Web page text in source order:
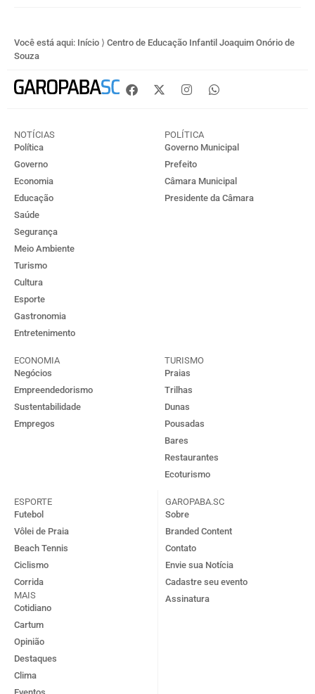
Você está aqui: Início ⟩ Centro de Educação Infantil Joaquim Onório de
Souza
NOTÍCIAS
Política
Governo
Economia
Educação
Saúde
Segurança
Meio Ambiente
Turismo
Cultura
Esporte
Gastronomia
Entretenimento
POLÍTICA
Governo Municipal
Prefeito
Câmara Municipal
Presidente da Câmara
ECONOMIA
Negócios
Empreendedorismo
Sustentabilidade
Empregos
TURISMO
Praias
Trilhas
Dunas
Pousadas
Bares
Restaurantes
Ecoturismo
ESPORTE
Futebol
Vôlei de Praia
Beach Tennis
Ciclismo
Corrida
MAIS
Cotidiano
Cartum
Opinião
Destaques
Clima
GAROPABA.SC
Sobre
Branded Content
Contato
Envie sua Notícia
Cadastre seu evento
Assinatura